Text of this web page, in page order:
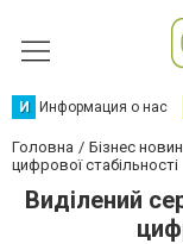
И Информация о нас
Головна Бізнес
цифрової стабільності
Виділений